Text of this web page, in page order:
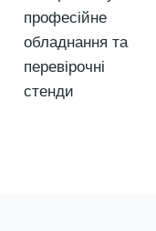
професійне
обладнання та
перевірочні
стенди